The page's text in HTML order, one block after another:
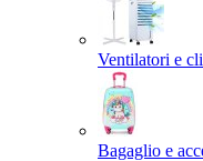
Ventilatori e
Bagaglio e